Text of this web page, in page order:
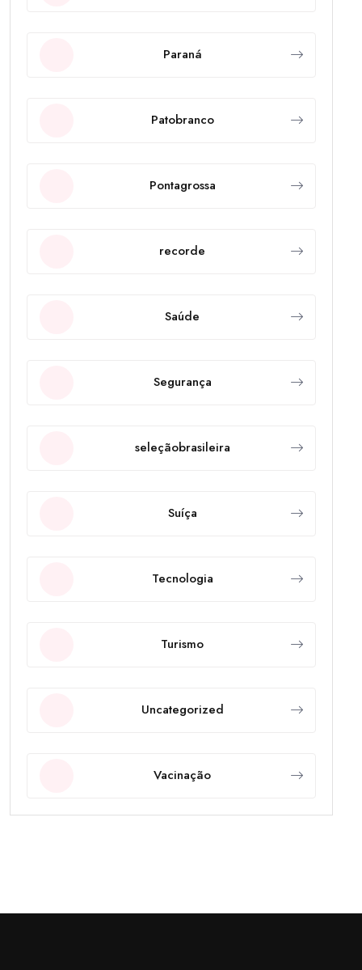
Paraná
Patobranco
Pontagrossa
recorde
Saúde
Segurança
seleçãobrasileira
Suíça
Tecnologia
Turismo
Uncategorized
Vacinação